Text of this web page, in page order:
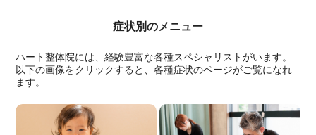
症状別のメニュー
ハート整体院には、経験豊富な各種スペシャリストがいます。
以下の画像をクリックすると、各種症状のページがご覧になれ
ます。